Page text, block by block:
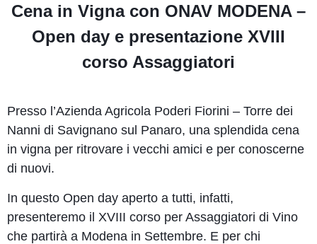
Cena in Vigna con ONAV MODENA –
Open day e presentazione XVIII
corso Assaggiatori
Presso l’Azienda Agricola Poderi Fiorini – Torre dei
Nanni di Savignano sul Panaro, una splendida cena
in vigna per ritrovare i vecchi amici e per conoscerne
di nuovi.
In questo Open day aperto a tutti, infatti,
presenteremo il XVIII corso per Assaggiatori di Vino
che partirà a Modena in Settembre. E per chi